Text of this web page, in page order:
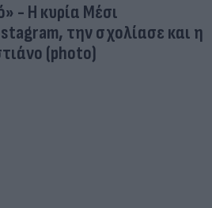
- Η κυρία Μέσι
την σχολίασε και η
(photo)